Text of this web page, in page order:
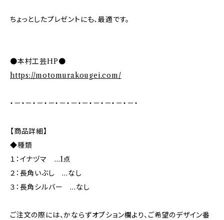
ちょっとしたプレゼントにも、最適です。
●本村工芸HP●
https://motomurakougei.com/
・－・－・－・－・－・－・－・－・－・－・－・
【商品詳細】
◆種類
１：イナヅマ …1点
２：長角いぶし …なし
３：長角シルバー …なし
ご注文の際には、かならずオプション欄より、ご希望のデザイン番